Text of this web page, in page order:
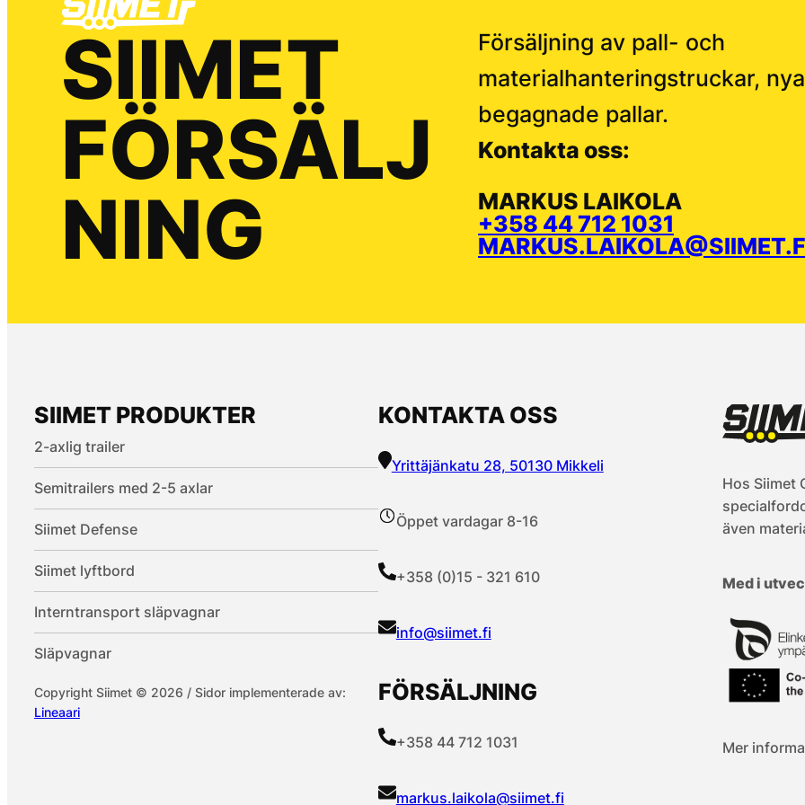
SIIMET
FÖRSÄLJ
NING
Försäljning av pall- och
materialhanteringstruckar,
begagnade pallar.
Kontakta oss:
MARKUS LAIKOLA
+358 44 712 1031
SIIMET PRODUKTER
2-axlig trailer
Semitrailers med 2-5 axlar
Siimet Defense
Siimet lyftbord
Interntransport släpvagnar
Släpvagnar
Copyright Siimet © 2026 / Sidor implementerade av:
Lineaari
KONTAKTA OSS
Yrittäjänkatu 28, 50130 Mikkeli
Öppet vardagar 8-16
+358 (0)15 - 321 610
info@siimet.fi
FÖRSÄLJNING
+358 44 712 1031
markus.laikola@siimet.fi
Hos Siimet
även
Med i
Mer